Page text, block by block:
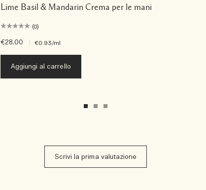
Lime Basil & Mandarin Crema per le mani
(0)
€28.00 €0.93/ml
Aggiungi al carrello
Scrivi la prima valutazione